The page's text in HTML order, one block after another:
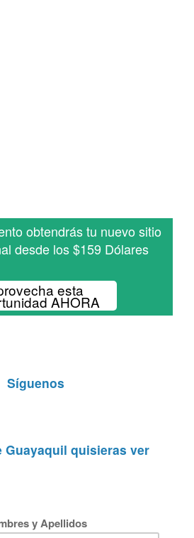
obtendrás tu nuevo sitio
desde los $159 Dólares
esta
AHORA
Síguenos
Guayaquil quisieras ver
y Apellidos